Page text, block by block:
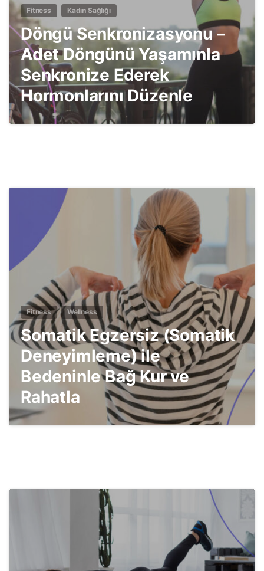
Fitness Kadın Sağlığı
Döngü Senkronizasyonu –
Adet Döngünü Yaşamınla
Senkronize Ederek
Hormonlarını Düzenle
Fitness Wellness
Somatik Egzersiz (Somatik
Deneyimleme) ile
Bedeninle Bağ Kur ve
Rahatla